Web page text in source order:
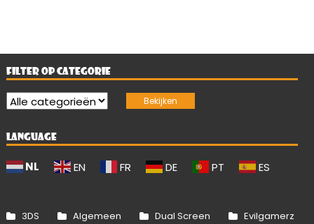
FILTER OP CATEGORIE
LANGUAGE
NL EN FR DE PT ES
3DS Algemeen Dual Screen Evilgamerz